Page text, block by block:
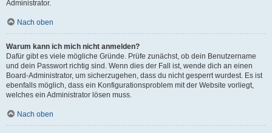
Administrator.
Nach oben
Warum kann ich mich nicht anmelden?
Dafür gibt es viele mögliche Gründe. Prüfe zunächst, ob dein Benutzername
und dein Passwort richtig sind. Wenn dies der Fall ist, wende dich an einen
Board-Administrator, um sicherzugehen, dass du nicht gesperrt wurdest. Es ist
ebenfalls möglich, dass ein Konfigurationsproblem mit der Website vorliegt,
welches ein Administrator lösen muss.
Nach oben